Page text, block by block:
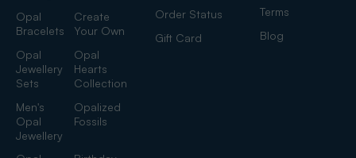
Opal
Bracelets
Create
Your Own
Opal
Jewellery
Sets
Opal
Hearts
Collection
Men's
Opal
Jewellery
Opalized
Fossils
Order Status
Gift Card
Terms
Blog